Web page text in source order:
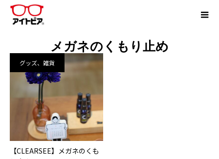
メガネのくもり止め
グッズ、雑貨
【CLEARSEE】メガネのくも